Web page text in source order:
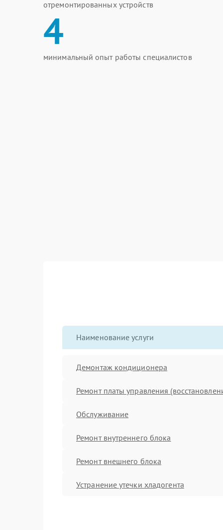
отремонтированных устройств
4
минимальный опыт работы специалистов
Наименование услуги
Демонтаж кондиционера
Ремонт платы управления
Обслуживание
Ремонт внутреннего блока
Ремонт внешнего блока
Устранение утечки хладогента